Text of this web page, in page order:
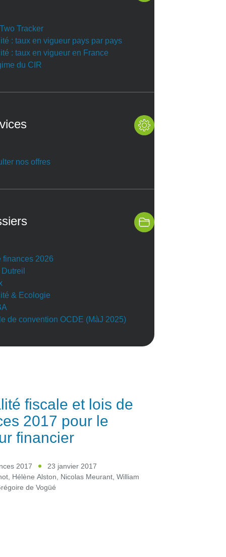
Tracker
: taux en vigueur pays par pays
: taux en vigueur en France
du CIR
nos offres
finances 2026
& Ecologie
de convention OCDE (MàJ 2025)
fiscale et lois de
2017 pour le
financier
2017
23 janvier 2017
, Hélène Alston, Nicolas Meurant,William
de Vogüé